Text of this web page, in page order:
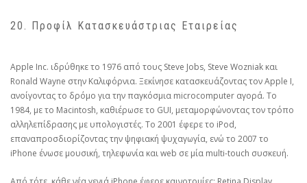
20. Προφίλ Κατασκευάστριας Εταιρείας
Apple Inc. ιδρύθηκε το 1976 από τους Steve Jobs, Steve Wozniak και
Ronald Wayne στην Καλιφόρνια. Ξεκίνησε κατασκευάζοντας τον Apple I,
ανοίγοντας το δρόμο για την παγκόσμια microcomputer αγορά. Το
1984, με το Macintosh, καθιέρωσε το GUI, μεταμορφώνοντας τον τρόπο
αλληλεπίδρασης με υπολογιστές. Το 2001 έφερε το iPod,
επαναπροσδιορίζοντας την ψηφιακή ψυχαγωγία, ενώ το 2007 το
iPhone ένωσε μουσική, τηλεφωνία και web σε μία multi-touch συσκευή.